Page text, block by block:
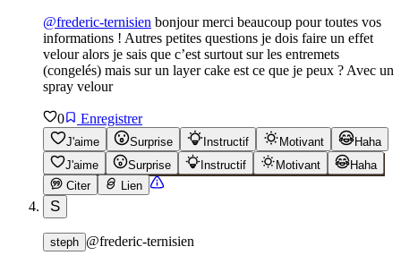
@frederic-ternisien bonjour merci beaucoup pour toutes vos
informations ! Autres petites questions je dois faire un effet
velour alors je sais que c’est surtout sur les entremets
(congelés) mais sur un layer cake est ce que je peux ? Avec un
spray velour
0 Enregistrer
J'aime Surprise Instructif Motivant
Haha
J'aime
Surprise Instructif Motivant
Haha
Citer
Lien
S
steph @frederic-ternisien